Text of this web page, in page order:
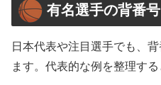
有名選手の背番
日本代表や注目選手でも、
ます。代表的な例を整理す